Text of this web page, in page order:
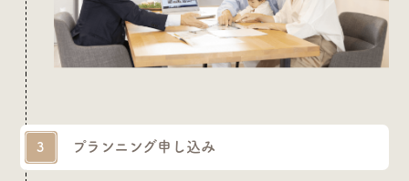
3 プランニング申し込み